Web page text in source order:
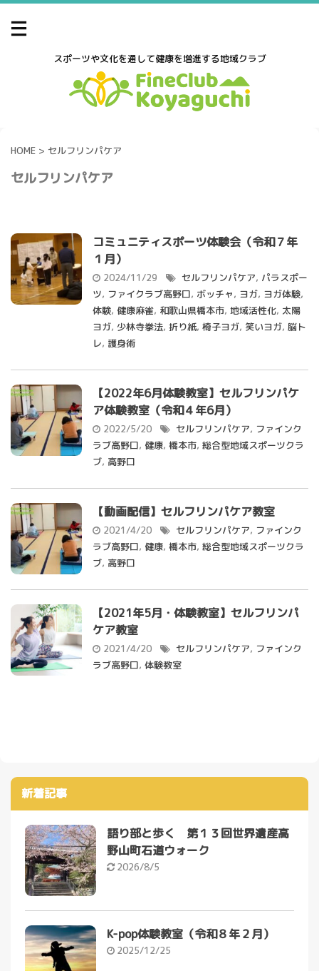
スポーツや文化を通して健康を増進する地域クラブ
HOME > セルフリンパケア
セルフリンパケア
コミュニティスポーツ体験会（令和７年
１月）
2024/11/29 セルフリンパケア, パラスポー
ツ, ファイクラブ高野口, ボッチャ, ヨガ, ヨガ体験,
体験, 健康麻雀, 和歌山県橋本市, 地域活性化, 太陽
ヨガ, 少林寺拳法, 折り紙, 椅子ヨガ, 笑いヨガ, 脳ト
レ, 護身術
【2022年6月体験教室】セルフリンパケ
ア体験教室（令和４年6月）
2022/5/20 セルフリンパケア, ファインク
ラブ高野口, 健康, 橋本市, 総合型地域スポーツクラ
ブ, 高野口
【動画配信】セルフリンパケア教室
2021/4/20 セルフリンパケア, ファインク
ラブ高野口, 健康, 橋本市, 総合型地域スポーツクラ
ブ, 高野口
【2021年5月・体験教室】セルフリンパ
ケア教室
2021/4/20 セルフリンパケア, ファインク
ラブ高野口, 体験教室
新着記事
語り部と歩く 第１３回世界遺産高
野山町石道ウォーク
2026/8/5
K-pop体験教室（令和８年２月）
2025/12/25